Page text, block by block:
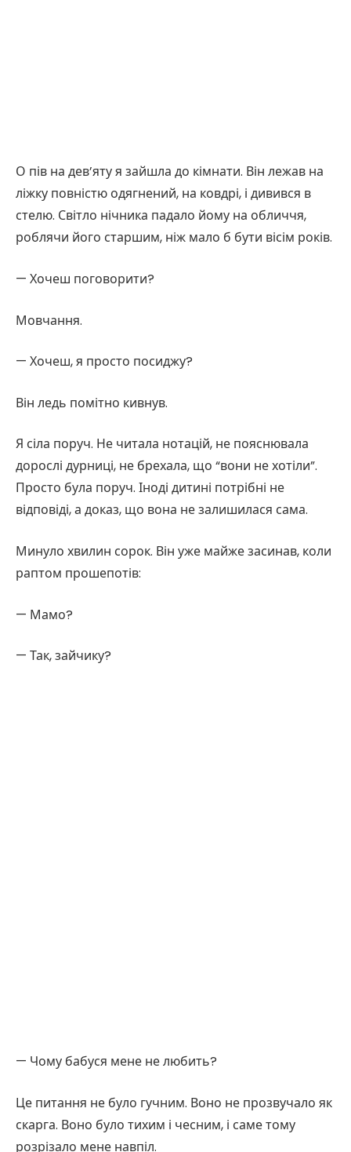
О пів на дев’яту я зайшла до кімнати. Він лежав на
ліжку повністю одягнений, на ковдрі, і дивився в
стелю. Світло нічника падало йому на обличчя,
роблячи його старшим, ніж мало б бути вісім років.
— Хочеш поговорити?
Мовчання.
— Хочеш, я просто посиджу?
Він ледь помітно кивнув.
Я сіла поруч. Не читала нотацій, не пояснювала
дорослі дурниці, не брехала, що “вони не хотіли”.
Просто була поруч. Іноді дитині потрібні не
відповіді, а доказ, що вона не залишилася сама.
Минуло хвилин сорок. Він уже майже засинав, коли
раптом прошепотів:
— Мамо?
— Так, зайчику?
— Чому бабуся мене не любить?
Це питання не було гучним. Воно не прозвучало як
скарга. Воно було тихим і чесним, і саме тому
розрізало мене навпіл.